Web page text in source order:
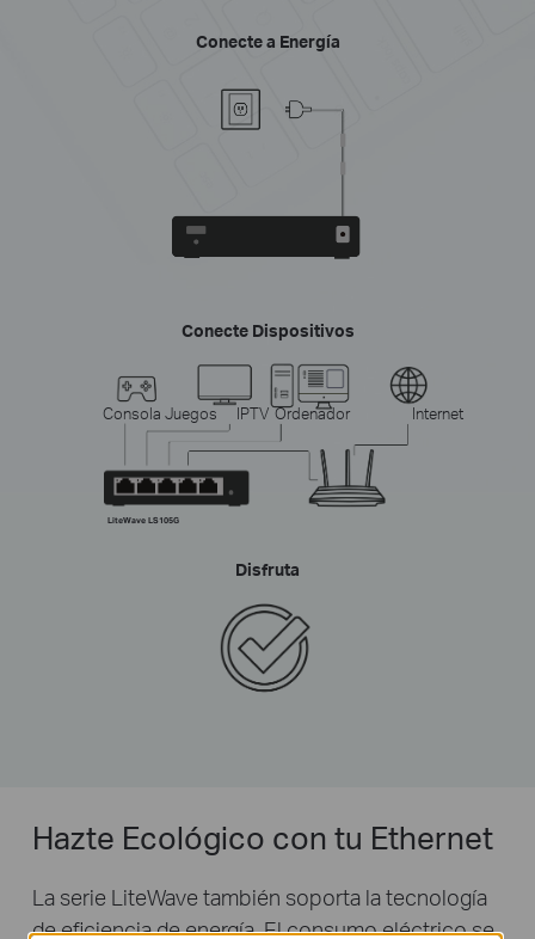
Conecte a Energía
Conecte Dispositivos
Consola Juegos IPTV Ordenador Internet
LiteWave LS105G
Disfruta
Hazte Ecológico con tu Ethernet
La serie LiteWave también soporta la tecnología
de eficiencia de energía. El consumo eléctrico se